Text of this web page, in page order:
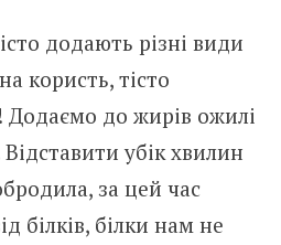
додають різні види
користь, тісто
до жирів ожилі
убік хвилин
за цей час
білків, білки нам не